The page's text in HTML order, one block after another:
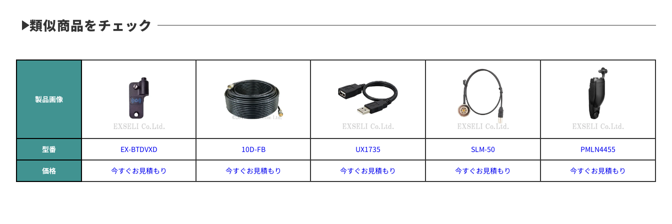
類似商品をチェック
製品画像
型番 EX-BTDVXD 10D-FB UX1735 SLM-50 PMLN4455
価格 今すぐお見積もり 今すぐお見積もり 今すぐお見積もり 今すぐお見積もり 今すぐお見積もり